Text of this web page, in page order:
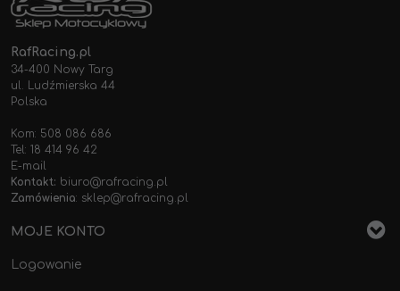
RafRacing.pl
34-400 Nowy Targ
ul. Ludźmierska 44
Polska
Kom: 508 086 686
Tel: 18 414 96 42
E-mail
Kontakt: biuro@rafracing.pl
Zamówienia: sklep@rafracing.pl
MOJE KONTO
Logowanie